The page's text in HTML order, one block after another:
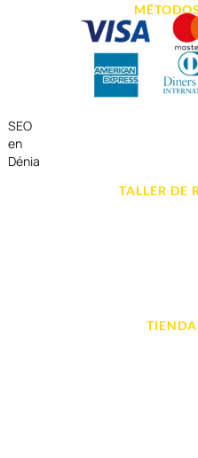
SEO
en
Dénia
TALLER DE